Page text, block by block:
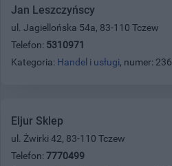
Jan Leszczyńscy
ul. Jagiellońska 54a, 83-110 Tczew
Telefon: 5310971
Kategoria: Handel i usługi, numer: 236
Eljur Sklep
ul. Żwirki 42, 83-110 Tczew
Telefon: 7770499